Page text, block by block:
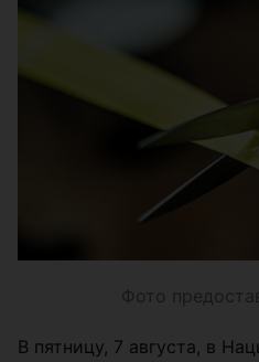
Фото
В пятницу, 7 августа, в